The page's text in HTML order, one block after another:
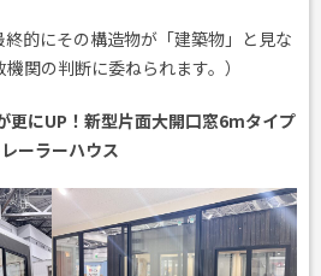
終的にその構造物が「建築物」と見な
関の判断に委ねられます。）
更にUP！新型片面大開口窓6mタイプ
レーラーハウス